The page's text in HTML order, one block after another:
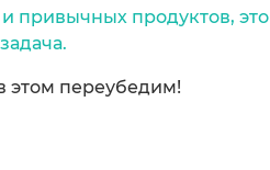
привычных продуктов, это
этом переубедим!